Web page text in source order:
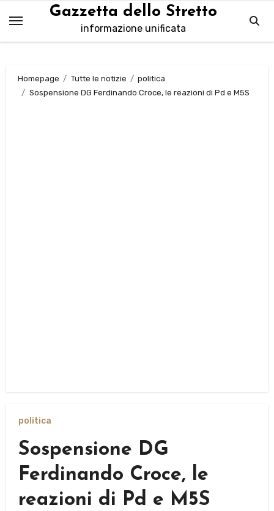
contenuto
Gazzetta dello Stretto
informazione unificata
Homepage Tutte le notizie
politica
Sospensione DG Ferdinando Croce, le reazioni di Pd e M5S
politica
Sospensione DG
Ferdinando Croce, le
reazioni di Pd e M5S